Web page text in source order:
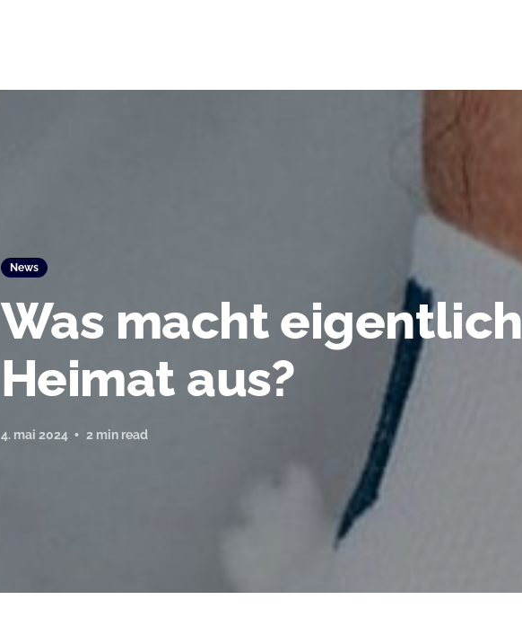
News
Was macht eigentlich
Heimat aus?
4. mai 2024 2 min read